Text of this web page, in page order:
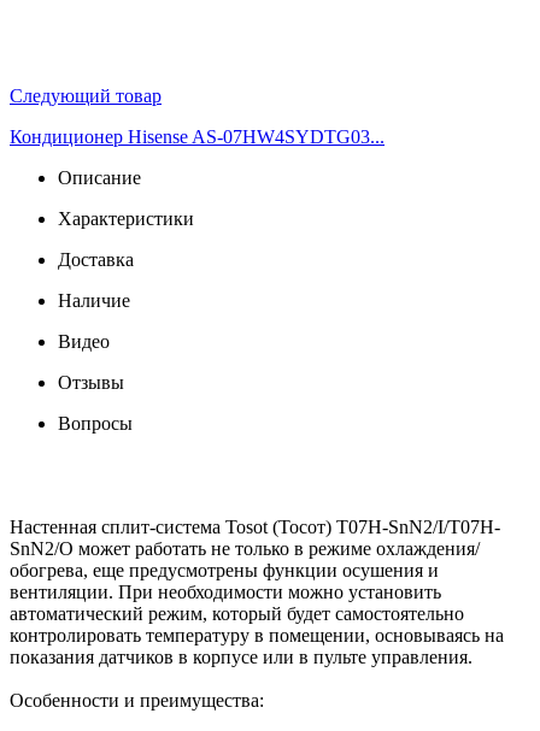
Следующий товар
Кондиционер Hisense AS-07HW4SYDTG03...
Описание
Характеристики
Доставка
Наличие
Видео
Отзывы
Вопросы
Настенная сплит-система Tosot (Тосот) T07H-SnN2/I/T07H-
SnN2/O может работать не только в режиме охлаждения/
обогрева, еще предусмотрены функции осушения и
вентиляции. При необходимости можно установить
автоматический режим, который будет самостоятельно
контролировать температуру в помещении, основываясь на
показания датчиков в корпусе или в пульте управления.
Особенности и преимущества: